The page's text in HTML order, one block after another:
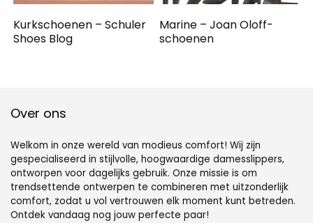
Kurkschoenen – Schuler
Shoes Blog
Marine – Joan Oloff-
schoenen
Over ons
Welkom in onze wereld van modieus comfort! Wij zijn
gespecialiseerd in stijlvolle, hoogwaardige damesslippers,
ontworpen voor dagelijks gebruik. Onze missie is om
trendsettende ontwerpen te combineren met uitzonderlijk
comfort, zodat u vol vertrouwen elk moment kunt betreden.
Ontdek vandaag nog jouw perfecte paar!